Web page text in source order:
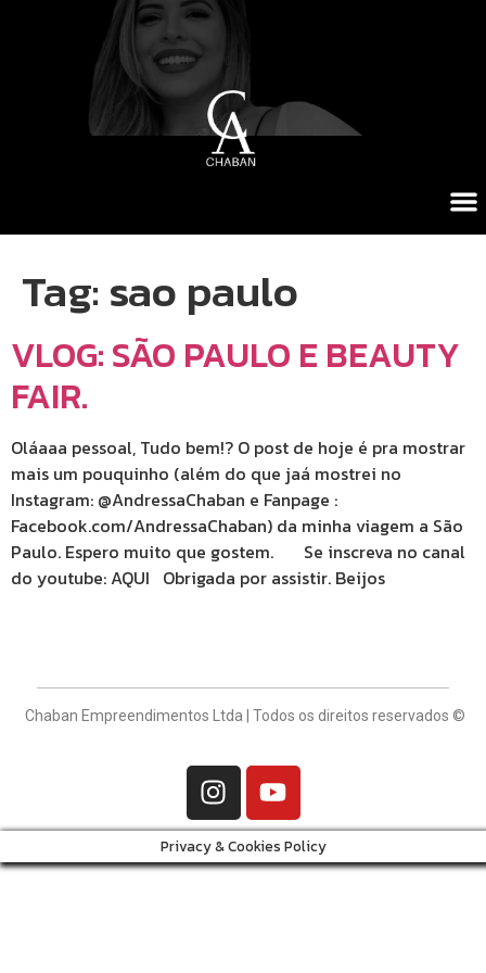
Tag: sao paulo
VLOG: SÃO PAULO E BEAUTY
FAIR.
Oláaaa pessoal, Tudo bem!? O post de hoje é pra mostrar
mais um pouquinho (além do que jaá mostrei no
Instagram: @AndressaChaban e Fanpage :
Facebook.com/AndressaChaban) da minha viagem a São
Paulo. Espero muito que gostem. Se inscreva no canal
do youtube: AQUI Obrigada por assistir. Beijos
Chaban Empreendimentos Ltda | Todos os direitos reservados ©
Privacy & Cookies Policy